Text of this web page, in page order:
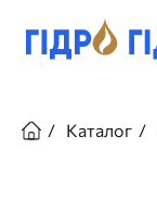
основному
навигации
Каталог